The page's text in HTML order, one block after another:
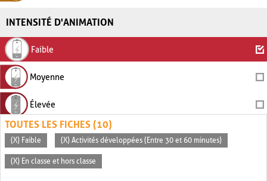
INTENSITÉ D'ANIMATION
Faible
Moyenne
Élevée
TOUTES LES FICHES (10)
(X) Faible (X) Activités développées (Entre 30 et 60 minutes)
(X) En classe et hors classe